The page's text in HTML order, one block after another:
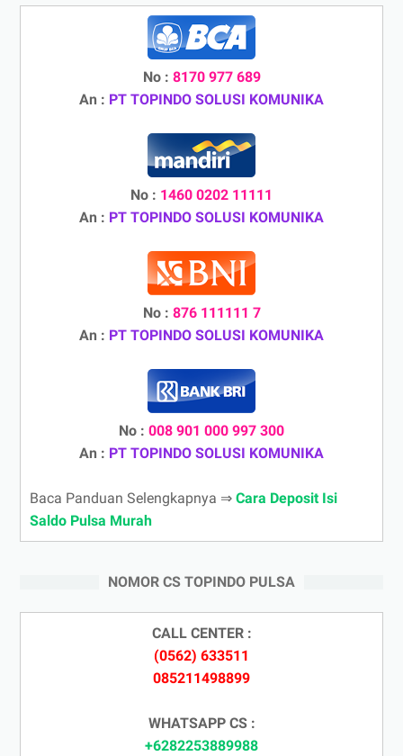
No : 8170 977 689
An : PT TOPINDO SOLUSI KOMUNIKA
No : 1460 0202 11111
An : PT TOPINDO SOLUSI KOMUNIKA
No : 876 111111 7
An : PT TOPINDO SOLUSI KOMUNIKA
No : 008 901 000 997 300
An : PT TOPINDO SOLUSI KOMUNIKA
Baca Panduan Selengkapnya ⇒ Cara Deposit Isi
Saldo Pulsa Murah
NOMOR CS TOPINDO PULSA
CALL CENTER :
(0562) 633511
085211498899
WHATSAPP CS :
+6282253889988